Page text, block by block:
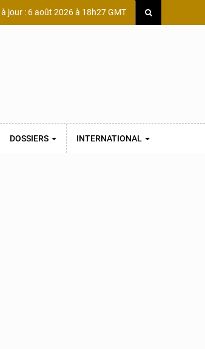
à jour : 6 août 2026 à 18h27 GMT
DOSSIERS INTERNATIONAL